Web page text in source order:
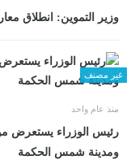
وزير التموين: انطلاق معارض أهلًا مدارس
غير مصنف
منذ عام واحد
رئيس الوزراء يستعرض
ومدينة شمس الحكمة